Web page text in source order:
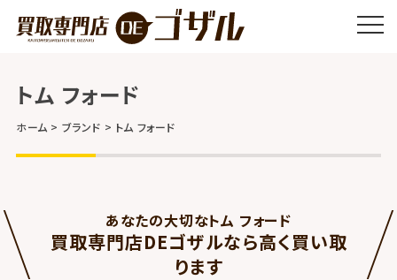
トム フォード
ホーム ブランド トム フォード
あなたの大切なトム フォード
買取専門店DEゴザルなら高く買い取
ります